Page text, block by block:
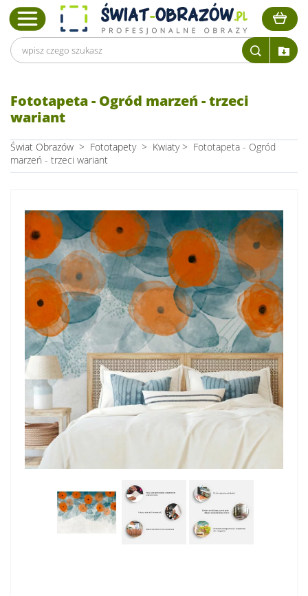
Fototapeta - Ogród marzeń - trzeci
wariant
Świat Obrazów > Fototapety > Kwiaty > Fototapeta - Ogród
marzeń - trzeci wariant